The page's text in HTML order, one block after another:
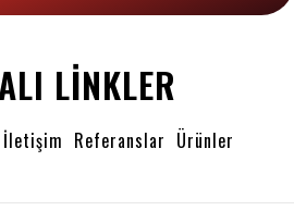
LINKLER
İletişim Referanslar Ürünler